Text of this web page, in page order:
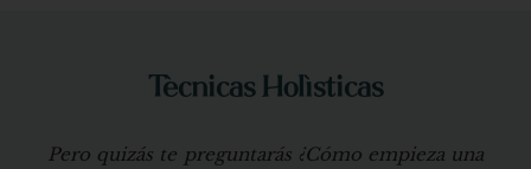
Técnicas Holísticas
Pero quizás te preguntarás ¿Cómo empieza una